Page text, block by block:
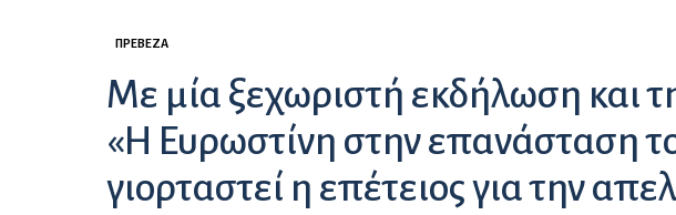
ΠΡΈΒΕΖΑ
Με μία ξεχωριστή εκδήλωση και
«Η Ευρωστίνη στην επανάσταση
γιορταστεί η επέτειος για την